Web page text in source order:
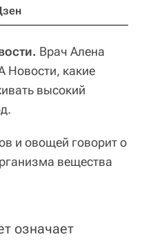
Врач Алена
Новости, какие
высокий
и овощей говорит о
вещества
означает